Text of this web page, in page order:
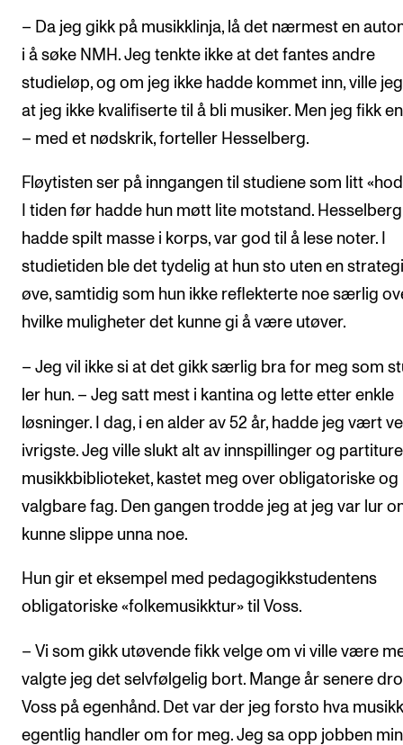
Om Norges musikkhøgskole
Finn ansatte
For ansatte og studenter
– Da jeg gikk på musikklinja, lå det nærmest en
i å søke NMH. Jeg tenkte ikke at det fantes andre
studieløp, og om jeg ikke hadde kommet inn, ville
at jeg ikke kvalifiserte til å bli musiker. Men jeg fikk
– med et nødskrik, forteller Hesselberg.
Fløytisten ser på inngangen til studiene som litt
I tiden før hadde hun møtt lite motstand. Hesselberg
hadde spilt masse i korps, var god til å lese noter. I
studietiden ble det tydelig at hun sto uten en
øve, samtidig som hun ikke reflekterte noe særlig
hvilke muligheter det kunne gi å være utøver.
– Jeg vil ikke si at det gikk særlig bra for meg som
ler hun. – Jeg satt mest i kantina og lette etter enkle
løsninger. I dag, i en alder av 52 år, hadde jeg vært
ivrigste. Jeg ville slukt alt av innspillinger og
musikkbiblioteket, kastet meg over obligatoriske og
valgbare fag. Den gangen trodde jeg at jeg var lur
kunne slippe unna noe.
Hun gir et eksempel med pedagogikkstudentens
obligatoriske «folkemusikktur» til Voss.
– Vi som gikk utøvende fikk velge om vi ville være
valgte jeg det selvfølgelig bort. Mange år senere
Voss på egenhånd. Det var der jeg forsto hva musikk
egentlig handler om for meg. Jeg sa opp jobben